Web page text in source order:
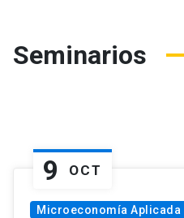
Seminarios
9 OCT
Microeconomía Aplicada